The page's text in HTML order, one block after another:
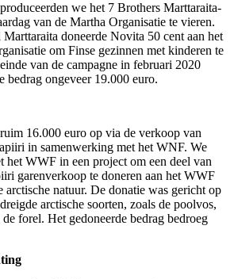
we het 7 Brothers Marttaraita-
van de Martha Organisatie te vieren.
doneerde Novita 50 cent aan het
om Finse gezinnen met kinderen te
van de campagne in februari 2020
bedrag ongeveer 19.000 euro.
16.000 euro op via de verkoop van
in samenwerking met het WNF. We
het WWF in een project om een deel van
garenverkoop te doneren aan het WWF
arctische natuur. De donatie was gericht op
arctische soorten, zoals de poolvos,
forel. Het gedoneerde bedrag bedroeg